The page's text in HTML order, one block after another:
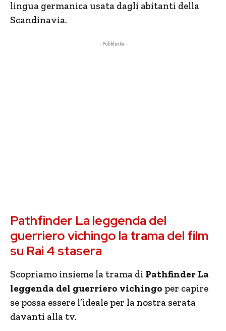
lingua germanica usata dagli abitanti della
Scandinavia.
- Pubblicità -
Pathfinder La leggenda del
guerriero vichingo la trama del film
su Rai 4 stasera
Scopriamo insieme la trama di Pathfinder La
leggenda del guerriero vichingo per capire
se possa essere l’ideale per la nostra serata
davanti alla tv.